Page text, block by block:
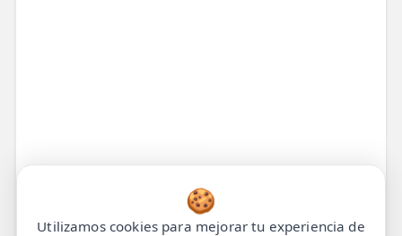
🍪
Utilizamos cookies para mejorar tu experiencia de